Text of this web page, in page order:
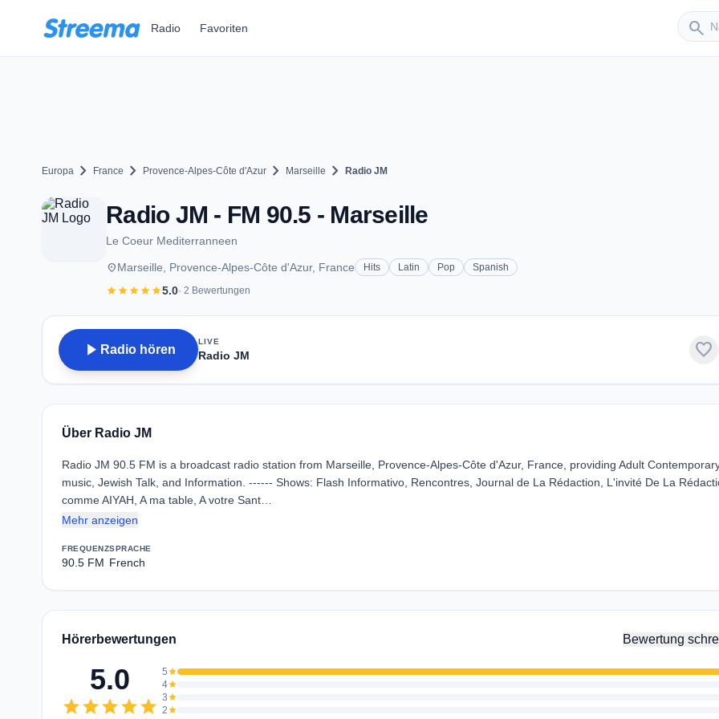
Radio Favoriten search
Sender
Europa chevron_right France chevron_right Provence-Alpes-Côte d'Azur chevron_right Marseille chevron_right Radio JM
Radio JM - FM 90.5 - Marseille
Le Coeur Mediterranneen
placeMarseille, Provence-Alpes-Côte d'Azur, France Hits Latin Pop Spanish
starstarstarstarstar5.0· 2 Bewertungen
play_arrow Radio hören
LIVE
Radio JM favorite
Über Radio JM
Radio JM 90.5 FM is a broadcast radio station from Marseille, Provence-Alpes-Côte d'Azur, France, providing Adult
music, Jewish Talk, and Information. ------ Shows: Flash Informativo, Rencontres, Journal de La Rédaction, L'invité De La
comme AIYAH, A ma table, A votre Sant…
Mehr anzeigen
FREQUENZ
90.5 FM
SPRACHE
French
Hörerbewertungen Bewertung
5.0
starstarstarstarstar
5star
4star
3star
2star